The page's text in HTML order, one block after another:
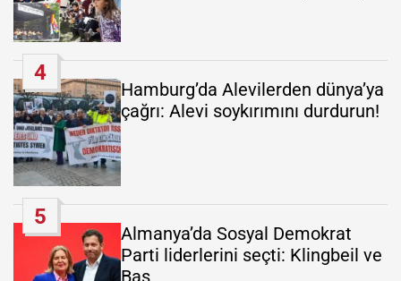
4
Hamburg’da Alevilerden dünya’ya
çağrı: Alevi soykırımını durdurun!
5
Almanya’da Sosyal Demokrat
Parti liderlerini seçti: Klingbeil ve
Bas